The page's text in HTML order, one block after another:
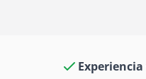
Experiencia